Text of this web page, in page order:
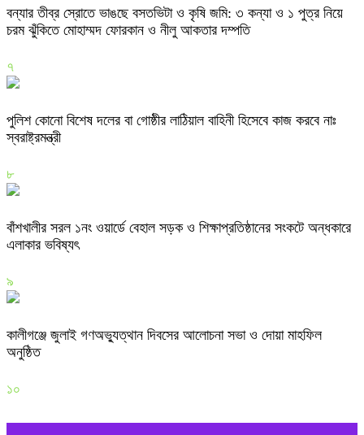
বন্যার তীব্র স্রোতে ভাঙছে বসতভিটা ও কৃষি জমি: ৩ কন্যা ও ১ পুত্র নিয়ে
চরম ঝুঁকিতে মোহাম্মদ ফোরকান ও নীলু আকতার দম্পতি
৭
পুলিশ কোনো বিশেষ দলের বা গোষ্ঠীর লাঠিয়াল বাহিনী হিসেবে কাজ করবে নাঃ
স্বরাষ্ট্রমন্ত্রী
৮
বাঁশখালীর সরল ১নং ওয়ার্ডে বেহাল সড়ক ও শিক্ষাপ্রতিষ্ঠানের সংকটে অন্ধকারে
এলাকার ভবিষ্যৎ
৯
কালীগঞ্জে জুলাই গণঅভ্যুত্থান দিবসের আলোচনা সভা ও দোয়া মাহফিল
অনুষ্ঠিত
১০